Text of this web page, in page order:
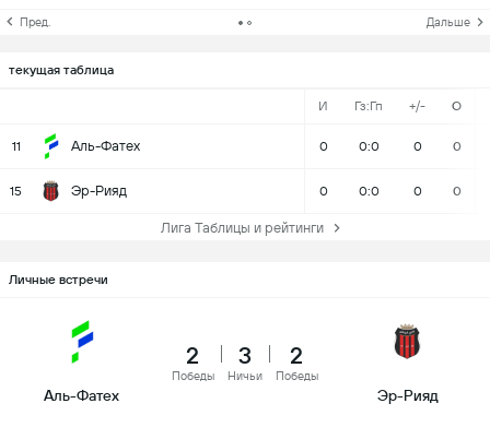
Пред. Дальше
текущая таблица
И Гз:Гп +/- О
11 Аль-Фатех 0 0:0 0 0
15 Эр-Рияд 0 0:0 0 0
Лига Таблицы и рейтинги
Личные встречи
Аль-Фатех
2
Победы
3
Ничьи
2
Победы
Эр-Рияд